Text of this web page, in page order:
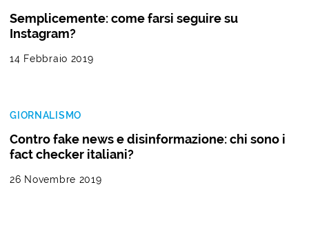
Semplicemente: come farsi seguire su
Instagram?
14 Febbraio 2019
GIORNALISMO
Contro fake news e disinformazione: chi sono i
fact checker italiani?
26 Novembre 2019